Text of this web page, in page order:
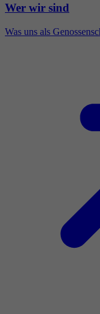
Wer wir sind
Was uns als